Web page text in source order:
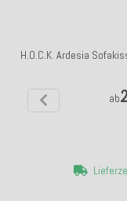
H.O.C.K. Ardesia
ab